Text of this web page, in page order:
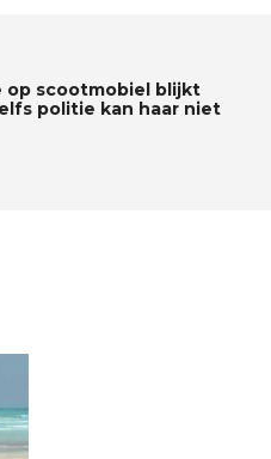
op scootmobiel blijkt
politie kan haar niet